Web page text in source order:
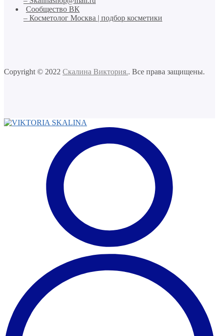
Сообщество ВК
– Косметолог Москва | подбор косметики
Copyright © 2022 Скалина Виктория.. Все права защищены.